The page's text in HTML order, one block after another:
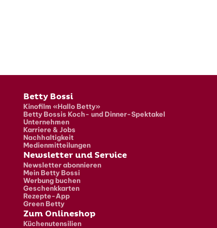
Fusszeile
Betty Bossi
Kinofilm «Hallo Betty»
Betty Bossis Koch- und Dinner-Spektakel
Unternehmen
Karriere & Jobs
Nachhaltigkeit
Medienmitteilungen
Newsletter und Service
Newsletter abonnieren
Mein Betty Bossi
Werbung buchen
Geschenkkarten
Rezepte-App
Green Betty
Zum Onlineshop
Küchenutensilien